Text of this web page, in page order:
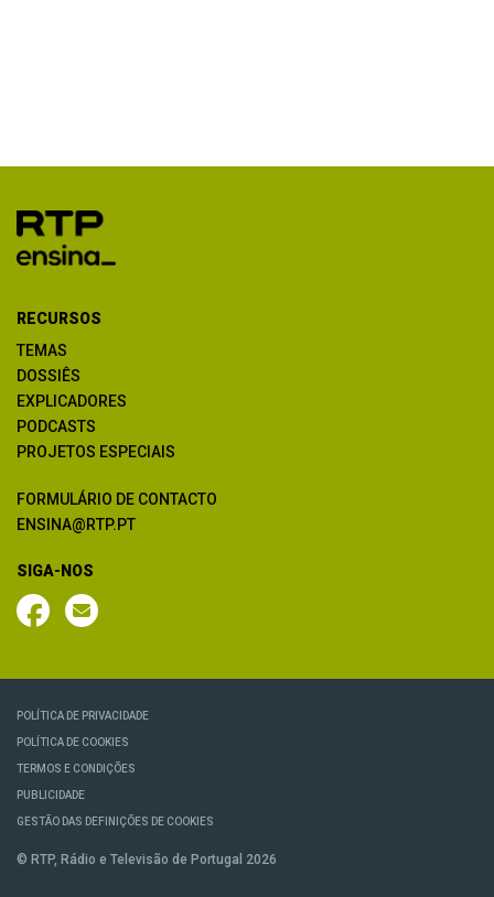
RECURSOS
TEMAS
DOSSIÊS
EXPLICADORES
PODCASTS
PROJETOS ESPECIAIS
FORMULÁRIO DE CONTACTO
ENSINA@RTP.PT
SIGA-NOS
POLÍTICA DE PRIVACIDADE
POLÍTICA DE COOKIES
TERMOS E CONDIÇÕES
PUBLICIDADE
GESTÃO DAS DEFINIÇÕES DE COOKIES
© RTP, Rádio e Televisão de Portugal 2026